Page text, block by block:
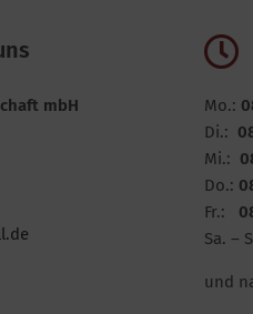
mbH
Mo.:
Di.:
Mi.:
Do.:
Fr.:
Sa. –
und